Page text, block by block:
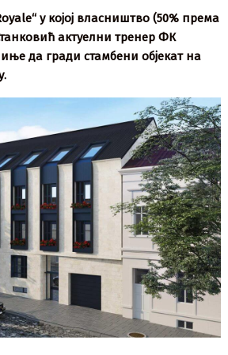
у којој власништво (50% према
актуелни тренер ФК
да гради стамбени објекат на